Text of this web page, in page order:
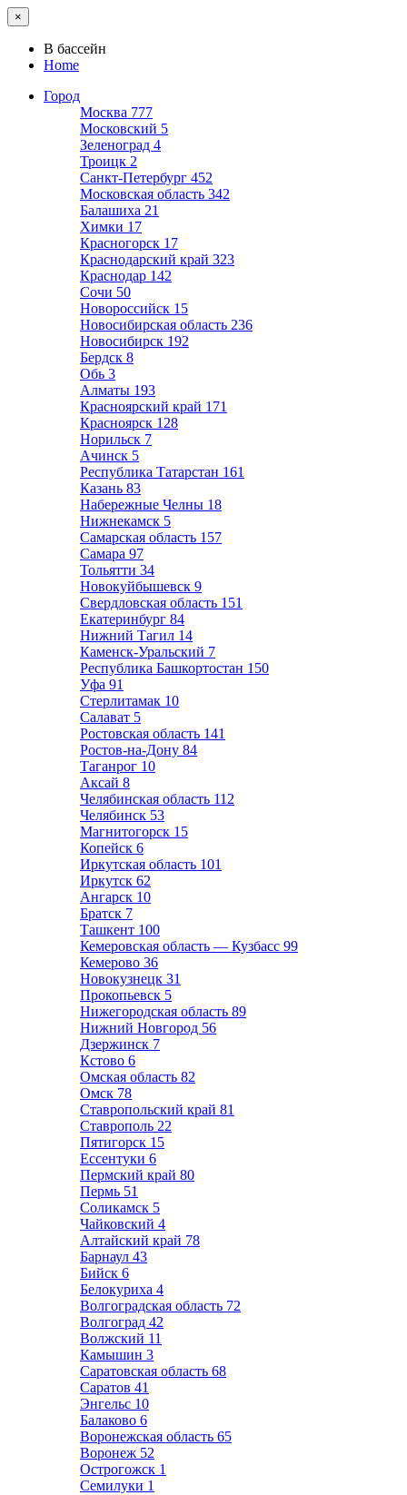
×
В бассейн
Home
Город
Москва 777
Московский 5
Зеленоград 4
Троицк 2
Санкт-Петербург 452
Московская область 342
Балашиха 21
Химки 17
Красногорск 17
Краснодарский край 323
Краснодар 142
Сочи 50
Новороссийск 15
Новосибирская область 236
Новосибирск 192
Бердск 8
Обь 3
Алматы 193
Красноярский край 171
Красноярск 128
Норильск 7
Ачинск 5
Республика Татарстан 161
Казань 83
Набережные Челны 18
Нижнекамск 5
Самарская область 157
Самара 97
Тольятти 34
Новокуйбышевск 9
Свердловская область 151
Екатеринбург 84
Нижний Тагил 14
Каменск-Уральский 7
Республика Башкортостан 150
Уфа 91
Стерлитамак 10
Салават 5
Ростовская область 141
Ростов-на-Дону 84
Таганрог 10
Аксай 8
Челябинская область 112
Челябинск 53
Магнитогорск 15
Копейск 6
Иркутская область 101
Иркутск 62
Ангарск 10
Братск 7
Ташкент 100
Кемеровская область — Кузбасс 99
Кемерово 36
Новокузнецк 31
Прокопьевск 5
Нижегородская область 89
Нижний Новгород 56
Дзержинск 7
Кстово 6
Омская область 82
Омск 78
Ставропольский край 81
Ставрополь 22
Пятигорск 15
Ессентуки 6
Пермский край 80
Пермь 51
Соликамск 5
Чайковский 4
Алтайский край 78
Барнаул 43
Бийск 6
Белокуриха 4
Волгоградская область 72
Волгоград 42
Волжский 11
Камышин 3
Саратовская область 68
Саратов 41
Энгельс 10
Балаково 6
Воронежская область 65
Воронеж 52
Острогожск 1
Семилуки 1